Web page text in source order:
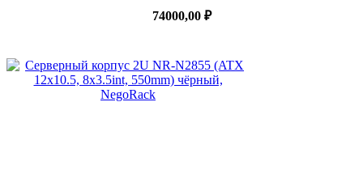
74000,00 ₽